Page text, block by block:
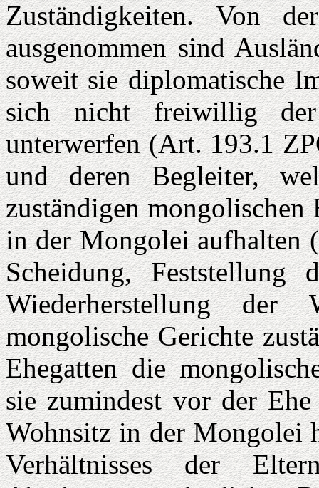
Zuständigkeiten. Von
ausgenommen sind
soweit sie diplomatische
sich nicht freiwillig der
unterwerfen (Art. 193.1
und deren Begleiter,
zuständigen
in der Mongolei aufhalten
Scheidung,
Wiederherstellung
mongolische Gerichte
Ehegatten die
sie zumindest vor der
Wohnsitz in der Mongolei
Verhältnisses der